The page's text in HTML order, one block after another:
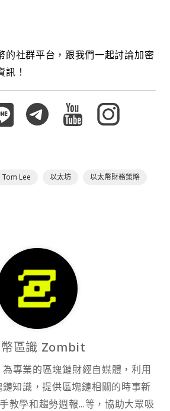
的社群平台，跟我們一起討論加密
訊！
Tom Lee 以太坊
以太幣財務策略
區識 Zombit
專業的區塊鏈財經自媒體，利用
知識，提供區塊鏈相關的時事新
教學和趨勢週報...等，協助大眾吸